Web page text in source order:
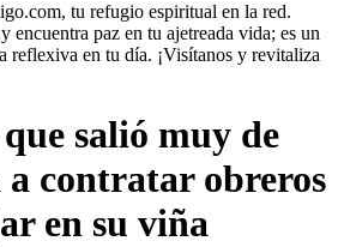
tu refugio espiritual en la red.
encuentra paz en tu ajetreada vida; es un
reflexiva en tu día. ¡Visítanos y revitaliza
salió muy de
contratar obreros
en su viña